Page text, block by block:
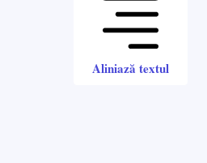
Aliniază textul